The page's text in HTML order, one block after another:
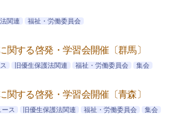
関連 福祉・労働委員会
する啓発・学習会開催〔群馬〕
旧優生保護法関連 福祉・労働委員会 集会
する啓発・学習会開催〔青森〕
ス 旧優生保護法関連 福祉・労働委員会 集会